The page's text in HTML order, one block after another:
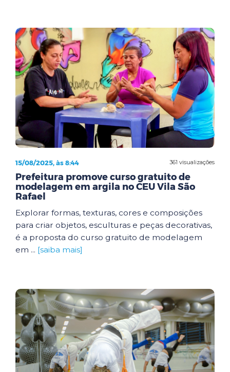
361 visualizações
15/08/2025, às 8:44
Prefeitura promove curso gratuito de
modelagem em argila no CEU Vila São
Rafael
Explorar formas, texturas, cores e composições
para criar objetos, esculturas e peças decorativas,
é a proposta do curso gratuito de modelagem
em ... [saiba mais]